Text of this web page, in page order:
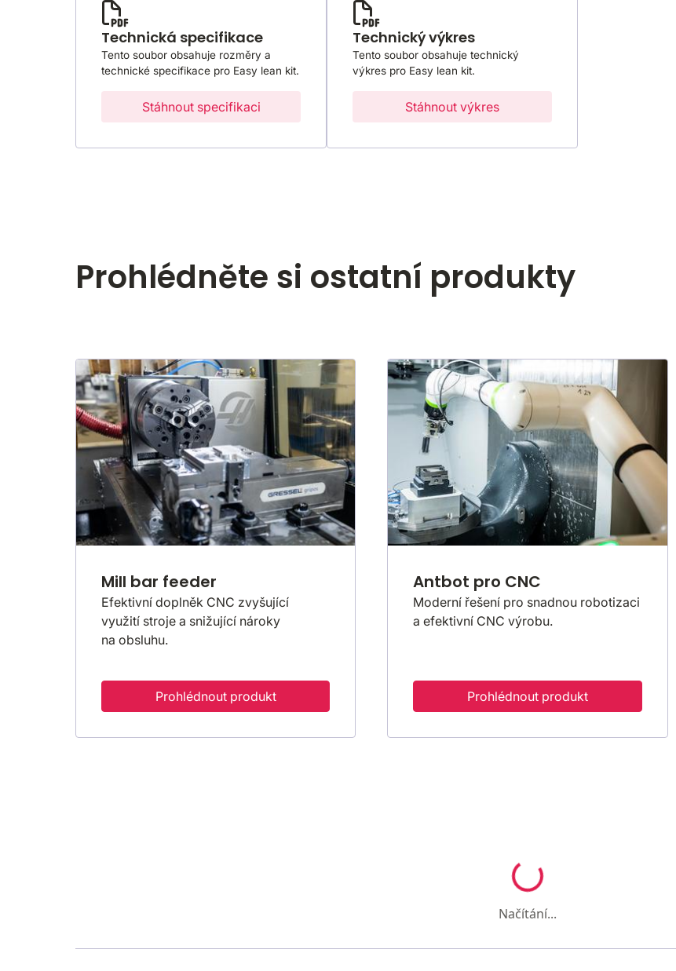
Technická specifikace
Tento soubor obsahuje rozměry a
technické specifikace pro Easy lean kit.
Stáhnout specifikaci
Technický výkres
Tento soubor obsahuje technický
výkres pro Easy lean kit.
Stáhnout výkres
Prohlédněte si ostatní produkty
Mill bar feeder
Efektivní doplněk CNC zvyšující
využití stroje a snižující nároky
na obsluhu.
Prohlédnout produkt
Antbot pro CNC
Moderní řešení pro snadnou robotizaci
a efektivní CNC výrobu.
Prohlédnout produkt
Načítání...